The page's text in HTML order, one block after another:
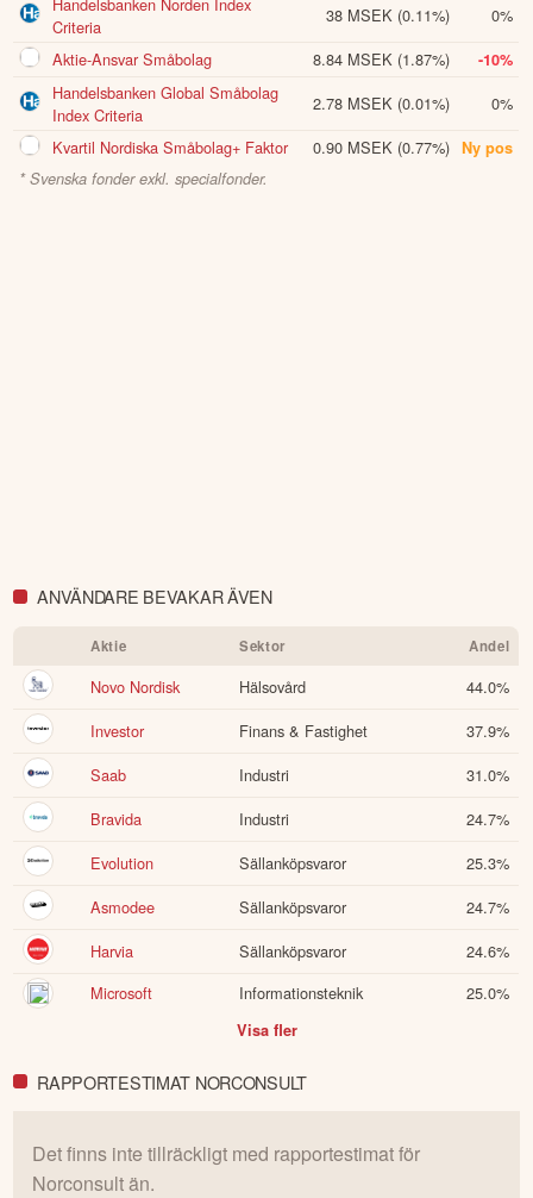
Criteria
38 MSEK (0.11%)
0%
Aktie-Ansvar Småbolag
8.84 MSEK (1.87%) -10%
Handelsbanken Global Småbolag
Index Criteria
2.78 MSEK (0.01%)
0%
Kvartil Nordiska Småbolag+ Faktor
0.90 MSEK (0.77%) Ny pos
* Svenska fonder exkl. specialfonder.
ANVÄNDARE BEVAKAR ÄVEN
Aktie Sektor Andel
Novo Nordisk Hälsovård 44.0%
Investor
Finans & Fastighet 37.9%
Saab
Industri 31.0%
Bravida
Industri 24.7%
Evolution
Sällanköpsvaror 25.3%
Asmodee
Sällanköpsvaror 24.7%
Harvia
Sällanköpsvaror 24.6%
Microsoft
Informationsteknik 25.0%
Visa fler
RAPPORTESTIMAT NORCONSULT
Det finns inte tillräckligt med rapportestimat för
Norconsultän.